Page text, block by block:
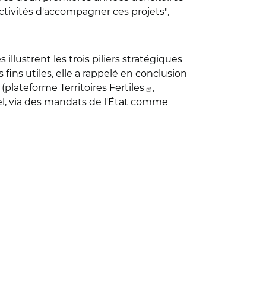
d'accompagner ces projets",
illustrent les trois piliers stratégiques
utiles, elle a rappelé en conclusion
Territoires Fertiles
,
via des mandats de l'État comme